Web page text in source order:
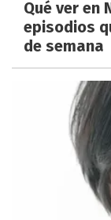
Qué ver en
episodios
de semana